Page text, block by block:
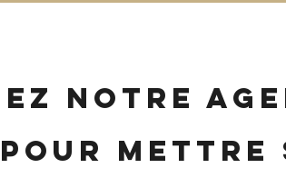
notre
mettre